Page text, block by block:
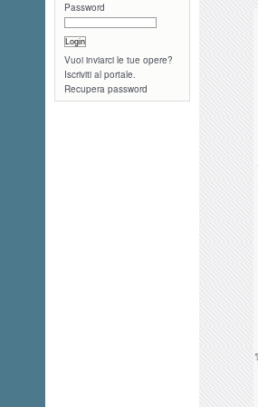
Password
Vuoi inviarci le tue opere?
Iscriviti al portale.
Recupera password